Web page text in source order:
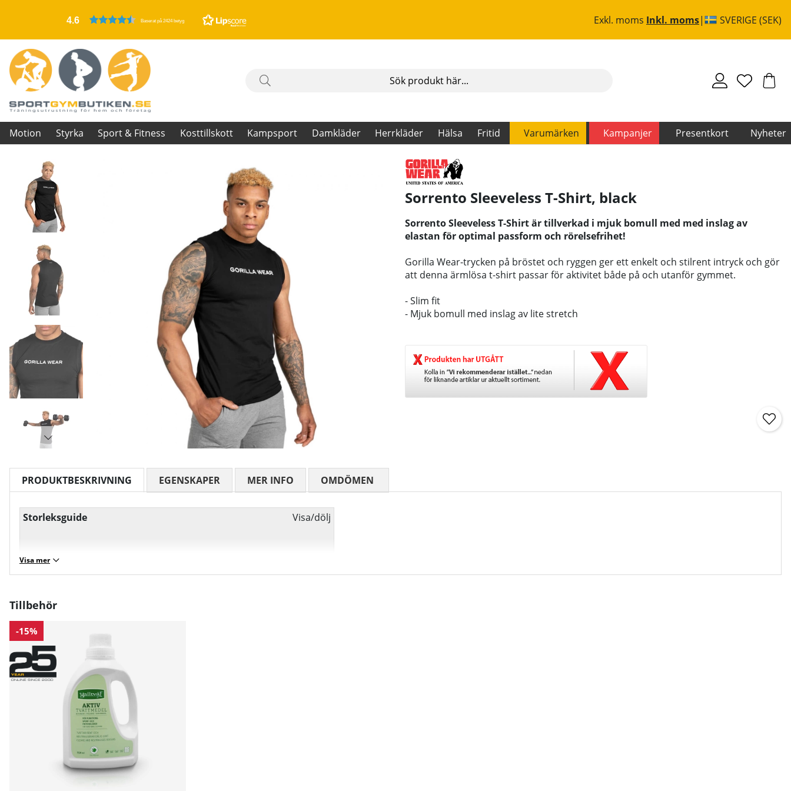
4.6 Baserat på 2424 betyg Exkl. moms Inkl. moms SVERIGE (SEK)
Motion Styrka Sport & Fitness Kosttillskott Kampsport Damkläder Herrkläder Hälsa Fritid Varumärken Kampanjer Presentkort Nyheter
Produktbilder Sorrento Sleeveless T-Shirt, black
Sorrento Sleeveless T-Shirt, black
Sorrento Sleeveless T-Shirt är tillverkad i mjuk bomull med med inslag av
elastan för optimal passform och rörelsefrihet!
Gorilla Wear-trycken på bröstet och ryggen ger ett enkelt och stilrent intryck och gör
att denna ärmlösa t-shirt passar för aktivitet både på och utanför gymmet.
- Slim fit
- Mjuk bomull med inslag av lite stretch
PRODUKTBESKRIVNING
Storleksguide Visa/dölj
Visa mer
EGENSKAPER MER INFO OMDÖMEN
Tillbehör
-15%